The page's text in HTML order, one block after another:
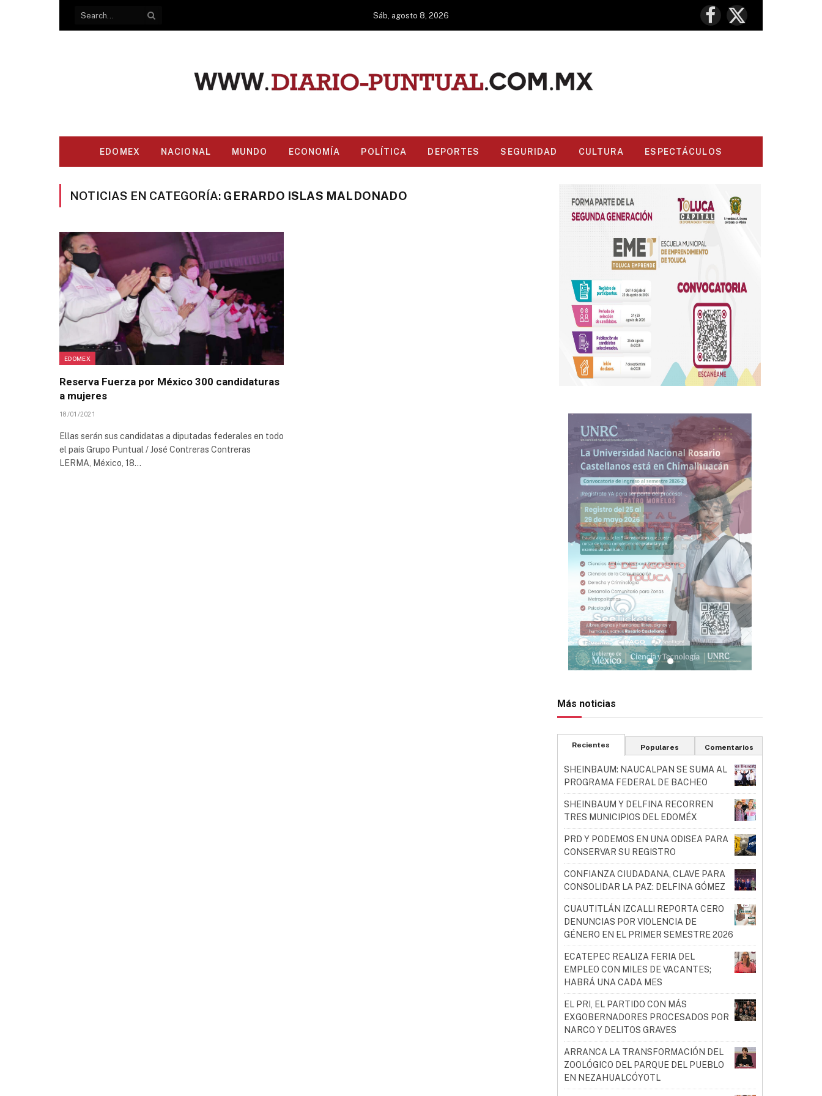
Sáb, agosto 8, 2026
Facebook
X
(Twitter)
EDOMEX NACIONAL MUNDO ECONOMÍA POLÍTICA DEPORTES SEGURIDAD CULTURA ESPECTÁCULOS
NOTICIAS EN CATEGORÍA: GERARDO ISLAS MALDONADO
EDOMEX
Reserva Fuerza por México 300 candidaturas
a mujeres
18/01/2021
Ellas serán sus candidatas a diputadas federales en todo
el país Grupo Puntual / José Contreras Contreras
LERMA, México, 18…
Más noticias
Recientes Populares Comentarios
SHEINBAUM: NAUCALPAN SE SUMA AL
PROGRAMA FEDERAL DE BACHEO
SHEINBAUM Y DELFINA RECORREN
TRES MUNICIPIOS DEL EDOMÉX
PRD Y PODEMOS EN UNA ODISEA PARA
CONSERVAR SU REGISTRO
CONFIANZA CIUDADANA, CLAVE PARA
CONSOLIDAR LA PAZ: DELFINA GÓMEZ
CUAUTITLÁN IZCALLI REPORTA CERO
DENUNCIAS POR VIOLENCIA DE
GÉNERO EN EL PRIMER SEMESTRE 2026
ECATEPEC REALIZA FERIA DEL
EMPLEO CON MILES DE VACANTES;
HABRÁ UNA CADA MES
EL PRI, EL PARTIDO CON MÁS
EXGOBERNADORES PROCESADOS POR
NARCO Y DELITOS GRAVES
ARRANCA LA TRANSFORMACIÓN DEL
ZOOLÓGICO DEL PARQUE DEL PUEBLO
EN NEZAHUALCÓYOTL